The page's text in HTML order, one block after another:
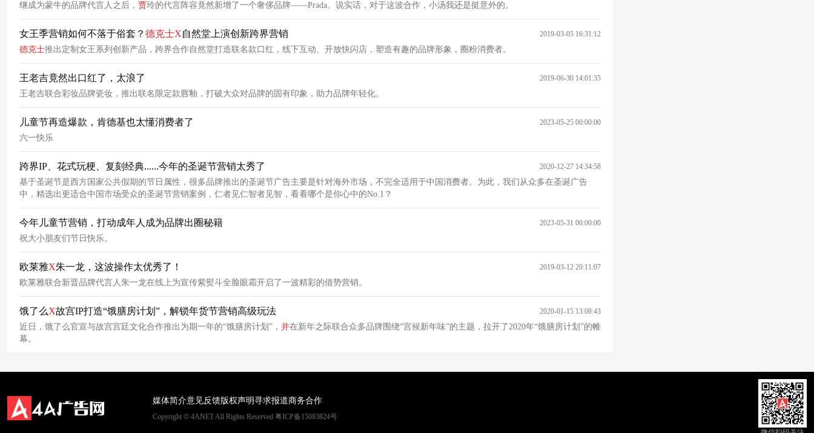
继成为蒙牛的品牌代言人之后， 贾玲的代言阵容竟然新增了一个奢侈品牌——Prada。说实话，对于这波合作，小汤我还是挺意外的。
女王季营销如何不落于俗套？ 德克士X自然堂上演创新跨界营销 2019-03-05 16:31:12
德克士推出定制女王系列创新产品，跨界合作自然堂打造联名款口红，线下互动、开放快闪店，塑造有趣的品牌形象，圈粉消费者。
王老吉竟然出口红了，太浪了 2019-06-30 14:01:35
王老吉联合彩妆品牌瓷妆，推出联名限定款唇釉，打破大众对品牌的固有印象，助力品牌年轻化。
儿童节再造爆款，肯德基也太懂消费者了 2023-05-25 00:00:00
六一快乐
跨界IP、花式玩梗、复刻经典......今年的圣诞节营销太秀了 2020-12-27 14:34:58
基于圣诞节是西方国家公共假期的节日属性，很多品牌推出的圣诞节广告主要是针对海外市场，不完全适用于中国消费者。为此，我们从众多在圣诞广告
中，精选出更适合中国市场受众的圣诞节营销案例，仁者见仁智者见智，看看哪个是你心中的No.1？
今年儿童节营销，打动成年人成为品牌出圈秘籍 2023-05-31 00:00:00
祝大小朋友们节日快乐。
欧莱雅X朱一龙，这波操作太优秀了！ 2019-03-12 20:11:07
欧莱雅联合新晋品牌代言人朱一龙在线上为宣传紫熨斗全脸眼霜开启了一波精彩的借势营销。
饿了么X故宫IP打造“饿膳房计划”，解锁年货节营销高级玩法 2020-01-15 13:08:43
近日，饿了么官宣与故宫宫廷文化合作推出为期一年的“饿膳房计划”， 并在新年之际联合众多品牌围绕“宫候新年味”的主题，拉开了2020年“饿膳房计划”的帷
幕。
媒体简介意见反馈版权声明寻求报道商务合作
Copyright © 4ANET All Rights Reserved 粤ICP备15083824号